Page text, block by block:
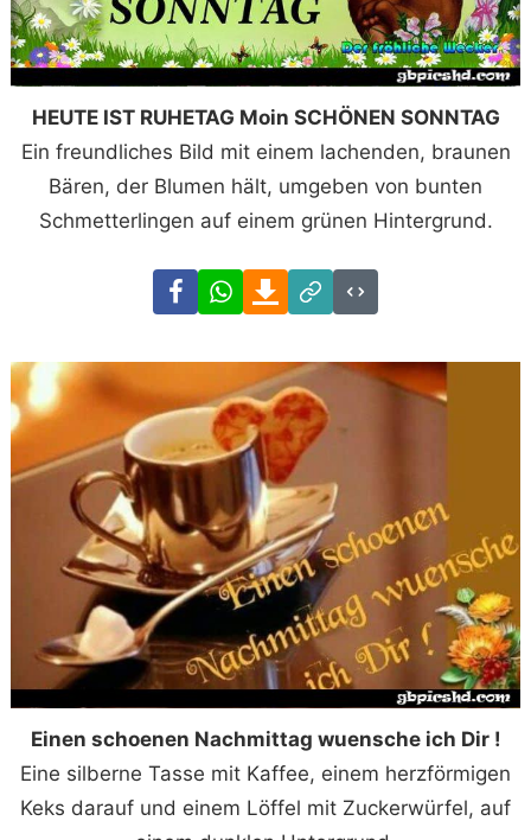
HEUTE IST RUHETAG Moin SCHÖNEN SONNTAG
Ein freundliches Bild mit einem lachenden, braunen
Bären, der Blumen hält, umgeben von bunten
Schmetterlingen auf einem grünen Hintergrund.
FacebookWhatsAppDownload
Link
Code
Einen schoenen Nachmittag wuensche ich Dir !
Eine silberne Tasse mit Kaffee, einem herzförmigen
Keks darauf und einem Löffel mit Zuckerwürfel, auf